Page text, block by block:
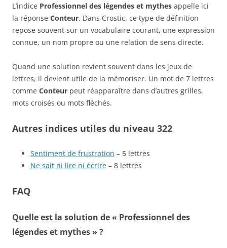
L’indice Professionnel des légendes et mythes appelle ici
la réponse Conteur. Dans Crostic, ce type de définition
repose souvent sur un vocabulaire courant, une expression
connue, un nom propre ou une relation de sens directe.
Quand une solution revient souvent dans les jeux de
lettres, il devient utile de la mémoriser. Un mot de 7 lettres
comme Conteur peut réapparaître dans d’autres grilles,
mots croisés ou mots fléchés.
Autres indices utiles du niveau 322
Sentiment de frustration – 5 lettres
Ne sait ni lire ni écrire – 8 lettres
FAQ
Quelle est la solution de « Professionnel des
légendes et mythes » ?